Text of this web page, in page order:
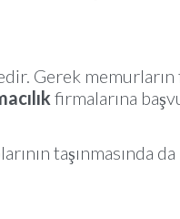
Gerek memurların
firmalarına
taşınmasında